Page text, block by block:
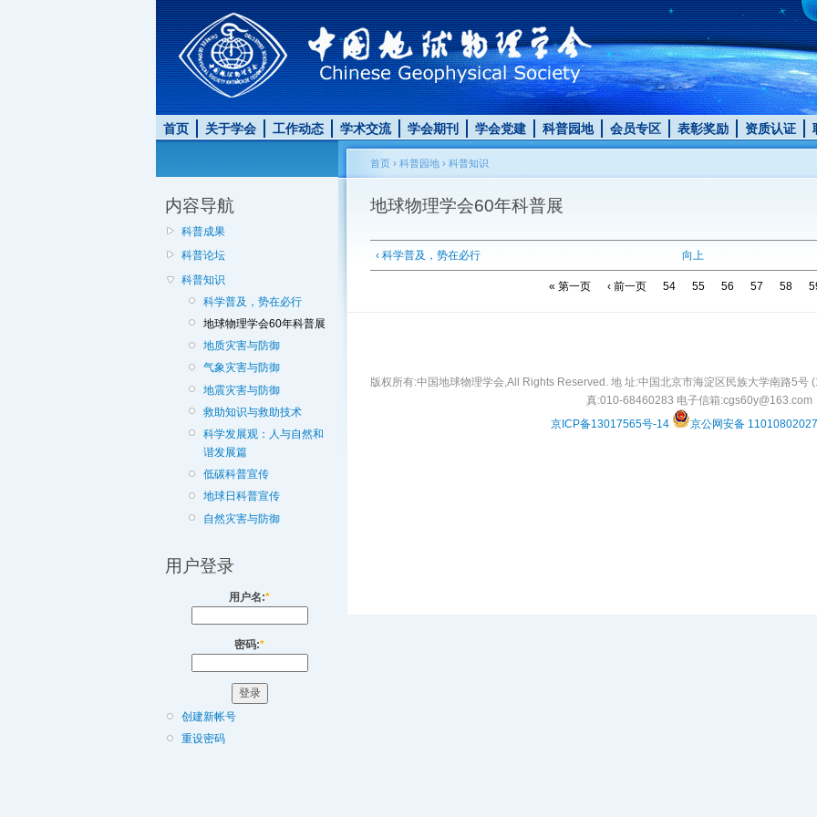
首页 关于学会 工作动态 学术交流 学会期刊 学会党建 科普园地 会员专区 表彰奖励 资质认证
内容导航
科普成果
科普论坛
科普知识
科学普及，势在必行
地球物理学会60年科普展
地质灾害与防御
气象灾害与防御
地震灾害与防御
救助知识与救助技术
科学发展观：人与自然和
谐发展篇
低碳科普宣传
地球日科普宣传
自然灾害与防御
用户登录
用户名:*
密码:*
创建新帐号
重设密码
首页 › 科普园地 › 科普知识
地球物理学会60年科普展
‹ 科学普及，势在必行 向上
« 第一页 ‹ 前一页 54 55 56 57 58
版权所有:中国地球物理学会,All Rights Reserved. 地 址:中国北京市海淀区民族大学南路5
真:010-68460283 电子信箱:cgs60y@163.com
京ICP备13017565号-14
京公网安备